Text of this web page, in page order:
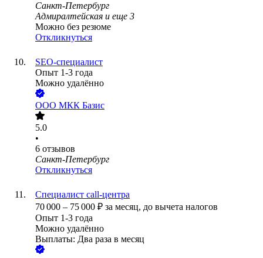
Санкт-Петербург
Адмиралтейская и еще 3
Можно без резюме
Откликнуться
SEO-специалист
Опыт 1-3 года
Можно удалённо
ООО МКК Базис
5.0
•
6 отзывов
Санкт-Петербург
Откликнуться
Специалист call-центра
70 000 – 75 000 ₽ за месяц, до вычета налогов
Опыт 1-3 года
Можно удалённо
Выплаты: Два раза в месяц